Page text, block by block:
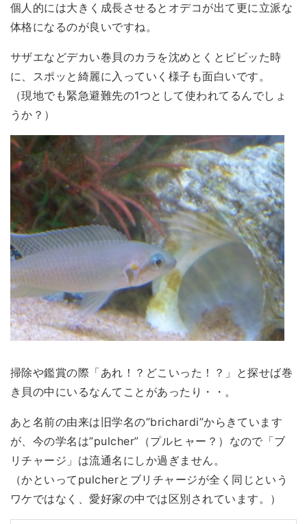
個人的には大きく成長させるとオデコが出て更に立派な
体格になるのが良いですね。
サザエなどデカい巻貝のカラ を沈めとくとビビッた時
に、スポッと綺麗に入っていく様子も面白いです。
（現地でも緊急避難先の1つとして使われてるんでしょ
うか？）
掃除や鑑賞の際「あれ！？どこいった！？」と探せば巻
き貝の中にいるなんてことがあったり・・。
あと名前の由来は旧学名の”brichardi”からきています
が、今の学名は”pulcher”（プルヒャー？）なので「ブ
リチャージ」は流通名にしか過ぎません。
（かといってpulcherとブリチャージが全く同じという
ワケではなく、愛好家の中では区別されています。）